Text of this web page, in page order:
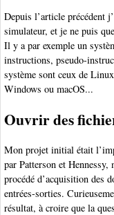
Depuis l’article précédent
simulateur, et je ne puis
Il y a par exemple un
instructions, pseudo-
système sont ceux de
Windows ou macOS...
Ouvrir des
Mon projet initial était
par Patterson et
procédé d’acquisition des
entrées-sorties.
résultat, à croire que la